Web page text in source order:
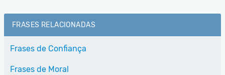
FRASES RELACIONADAS
Frases de Confiança
Frases de Moral